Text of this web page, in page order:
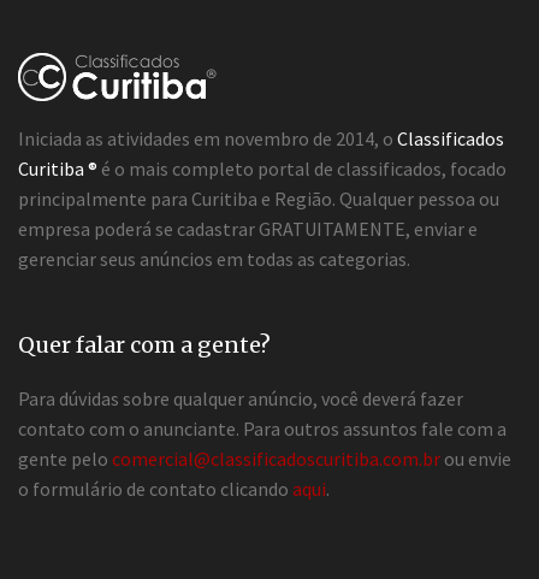
Iniciada as atividades em novembro de 2014, o Classificados
Curitiba ® é o mais completo portal de classificados, focado
principalmente para Curitiba e Região. Qualquer pessoa ou
empresa poderá se cadastrar GRATUITAMENTE, enviar e
gerenciar seus anúncios em todas as categorias.
Quer falar com a gente?
Para dúvidas sobre qualquer anúncio, você deverá fazer
contato com o anunciante. Para outros assuntos fale com a
gente pelo comercial@classificadoscuritiba.com.br ou envie
o formulário de contato clicando aqui.